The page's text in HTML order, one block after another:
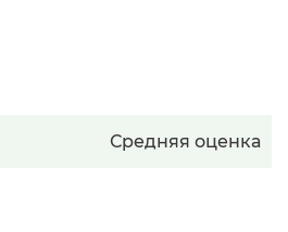
Средняя оценка